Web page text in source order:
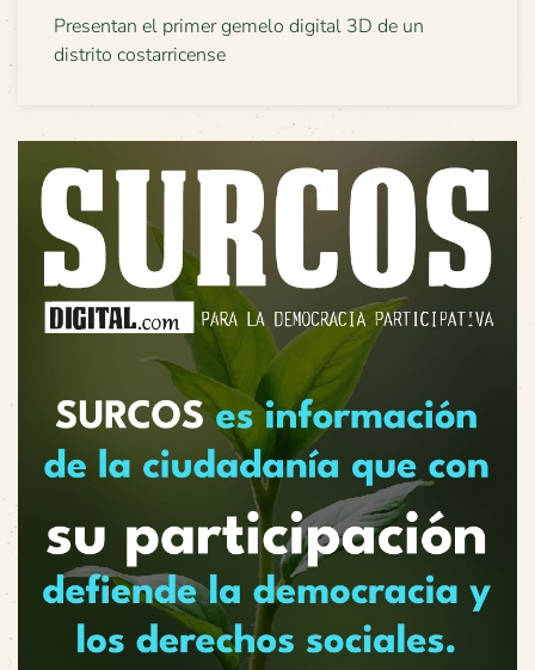
Presentan el primer gemelo digital 3D de un
distrito costarricense